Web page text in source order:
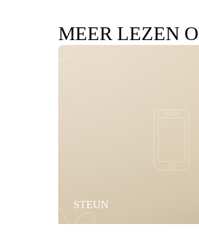
MEER LEZEN
STEUN